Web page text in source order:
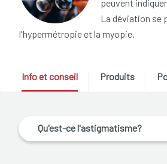
peuvent
La déviation se
l'hypermétropie et la myopie.
Info et conseil Produits
Qu'est-ce l'astigmatisme?